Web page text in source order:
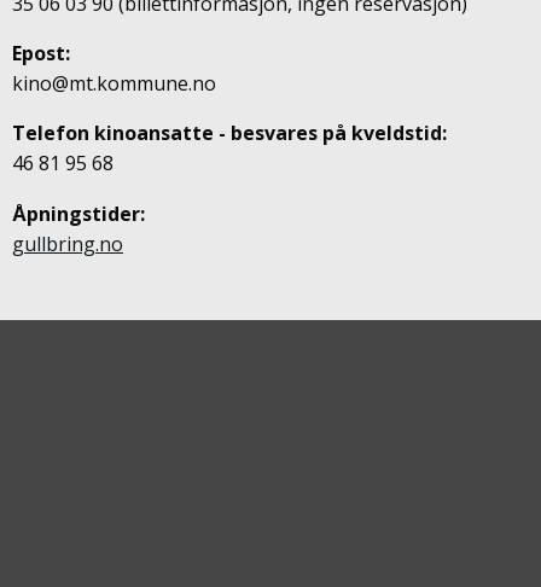
Epost:
kino@mt.kommune.no
Telefon kinoansatte - besvares på kveldstid:
46 81 95 68
Åpningstider:
gullbring.no